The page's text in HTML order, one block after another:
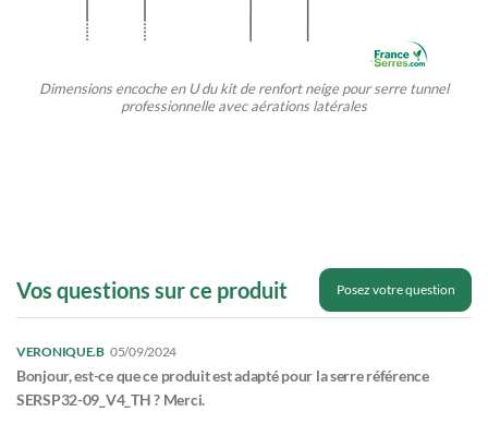
Dimensions encoche en U du kit de renfort neige pour serre tunnel
professionnelle avec aérations latérales
Vos questions sur ce produit Posez votre question
VERONIQUE.B 05/09/2024
Bonjour, est-ce que ce produit est adapté pour la serre référence
SERSP32-09_V4_TH ? Merci.